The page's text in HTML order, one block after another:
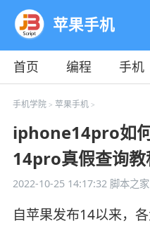
苹果手机
首页 编程 手机
教程
平面
手机学院> 苹果手机>
iphone14pro如
14pro真假查询教
2022-10-25 14:17:32脚本之家
自苹果发布14以来，